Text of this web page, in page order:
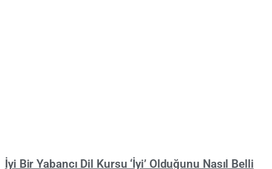
İyi Bir Yabancı Dil Kursu ‘İyi’ Olduğunu Nasıl Belli